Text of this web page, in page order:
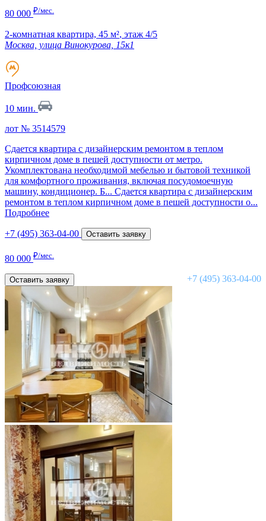
80 000 ₽/мес.
2-комнатная квартира, 45 м², этаж 4/5
Москва, улица Винокурова, 15к1
Профсоюзная
10 мин.
лот № 3514579
Сдается квартира с дизайнерским ремонтом в теплом
кирпичном доме в пешей доступности от метро.
Укомплектована необходимой мебелью и бытовой техникой
для комфортного проживания, включая посудомоечную
машину, кондиционер. Б... Сдается квартира с дизайнерским
ремонтом в теплом кирпичном доме в пешей доступности о...
Подробнее
+7 (495) 363-04-00 Оставить заявку
80 000 ₽/мес.
+7 (495) 363-04-00
Оставить заявку